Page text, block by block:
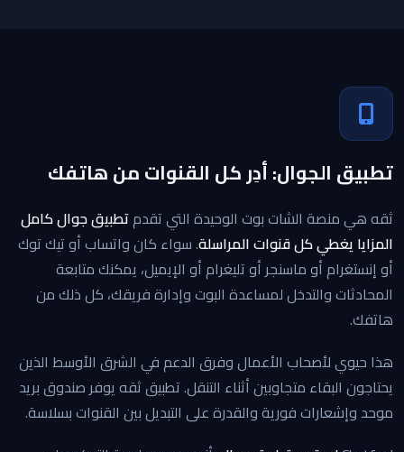
تطبيق الجوال: أدِر كل القنوات من هاتفك
ثقه هي منصة الشات بوت الوحيدة التي تقدمتطبيق جوال كامل
المزايا يغطي كل قنوات المراسلة. سواء كان واتساب أو تيك توك
أو إنستغرام أو ماسنجر أو تليغرام أو الإيميل، يمكنك متابعة
المحادثات والتدخل لمساعدة البوت وإدارة فريقك، كل ذلك من
هاتفك.
هذا حيوي لأصحاب الأعمال وفرق الدعم في الشرق الأوسط الذين
يحتاجون البقاء متجاوبين أثناء التنقل. تطبيق ثقه يوفر صندوق بريد
موحد وإشعارات فورية والقدرة على التبديل بين القنوات بسلاسة.